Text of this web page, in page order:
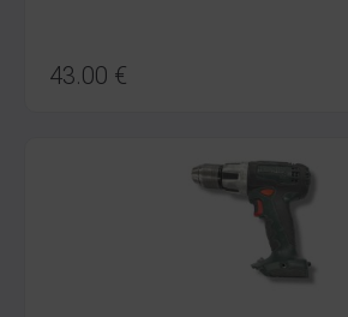
43.00 €